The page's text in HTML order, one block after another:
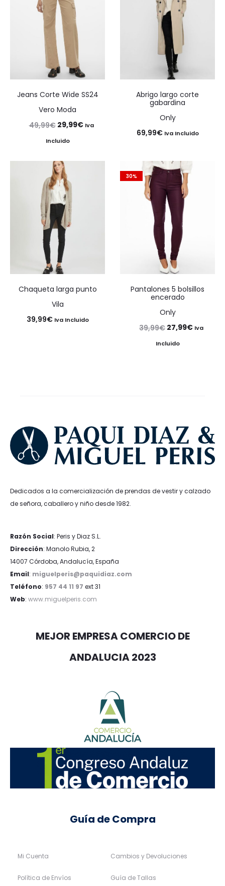
Jeans Corte Wide SS24
Vero Moda
49,99€ El
precio
era:
49,99€.
29,99€ElIva
Incluido
Abrigo largo corte
gabardina
Only
69,99€ Iva Incluido
Chaqueta larga punto
Vila
39,99€ Iva Incluido
30%
Pantalones 5 bolsillos
encerado
Only
39,99€ El
precio
27,99€ElIva
Incluido
Dedicados a la comercialización de prendas de vestir y calzado
de señora, caballero y niño desde 1982.
Razón Social: Peris y Diaz S.L.
Dirección: Manolo Rubia, 2
14007 Córdoba, Andalucía, España
Email: miguelperis@paquidiaz.com
Teléfono: 957 44 11 97 ext 31
Web: www.miguelperis.com
MEJOR EMPRESA COMERCIO DE
ANDALUCIA 2023
Guía de Compra
Mi Cuenta
Política de Envíos
Cambios y Devoluciones
Guía de Tallas